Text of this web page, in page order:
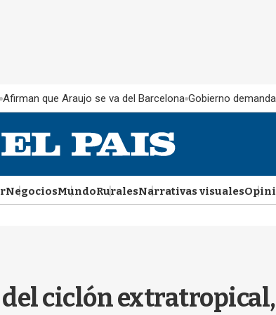
Afirman que Araujo se va del Barcelona Gobierno
NegociosMundoRuralesNarrativas visuales
ciclón